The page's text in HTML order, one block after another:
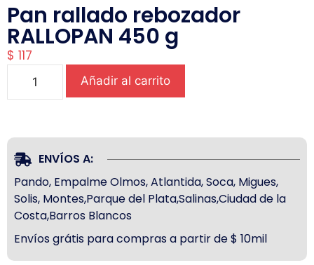
Pan rallado rebozador
RALLOPAN 450 g
$ 117
Añadir al carrito
ENVÍOS A:
Pando, Empalme Olmos, Atlantida, Soca, Migues,
Solis, Montes,Parque del Plata,Salinas,Ciudad de la
Costa,Barros Blancos
Envíos grátis para compras a partir de $ 10mil